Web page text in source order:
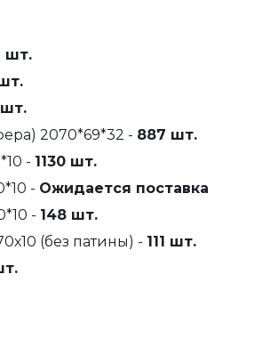
шт.
2070*69*32 - 887 шт.
- 1130 шт.
- Ожидается поставка
- 148 шт.
(без патины) - 111 шт.